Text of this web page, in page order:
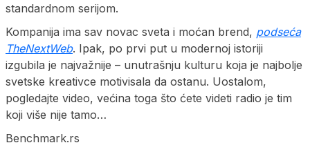
standardnom serijom.
Kompanija ima sav novac sveta i moćan brend, podseća
TheNextWeb. Ipak, po prvi put u modernoj istoriji
izgubila je najvažnije – unutrašnju kulturu koja je najbolje
svetske kreativce motivisala da ostanu. Uostalom,
pogledajte video, većina toga što ćete videti radio je tim
koji više nije tamo…
Benchmark.rs